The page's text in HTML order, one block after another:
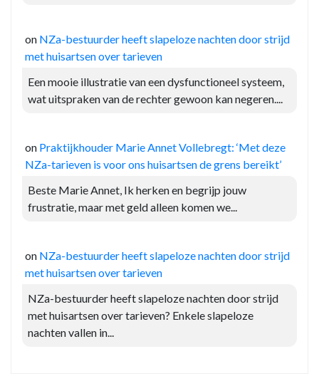
on NZa-bestuurder heeft slapeloze nachten door strijd
met huisartsen over tarieven
Een mooie illustratie van een dysfunctioneel systeem,
wat uitspraken van de rechter gewoon kan negeren....
on Praktijkhouder Marie Annet Vollebregt: ‘Met deze
NZa-tarieven is voor ons huisartsen de grens bereikt’
Beste Marie Annet, Ik herken en begrijp jouw
frustratie, maar met geld alleen komen we...
on NZa-bestuurder heeft slapeloze nachten door strijd
met huisartsen over tarieven
NZa-bestuurder heeft slapeloze nachten door strijd
met huisartsen over tarieven? Enkele slapeloze
nachten vallen in...